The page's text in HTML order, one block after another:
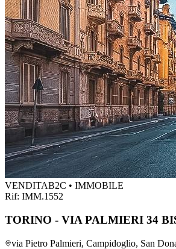
VENDITAB2C • IMMOBILE
Rif: IMM.1552
TORINO - VIA PALMIERI 34
via Pietro Palmieri, Campidoglio, San